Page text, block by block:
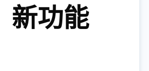
新功能